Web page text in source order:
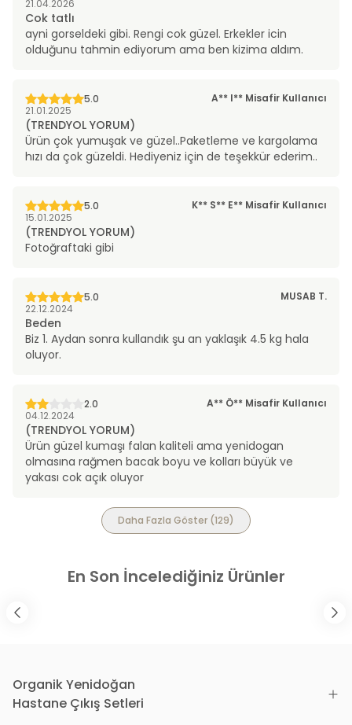
21.04.2026
Cok tatlı
ayni gorseldeki gibi. Rengi cok güzel. Erkekler icin
olduğunu tahmin ediyorum ama ben kizima aldım.
5.0 A** I** Misafir Kullanıcı
21.01.2025
(TRENDYOL YORUM)
Ürün çok yumuşak ve güzel..Paketleme ve kargolama
hızı da çok güzeldi. Hediyeniz için de teşekkür ederim..
5.0 K** S** E** Misafir Kullanıcı
15.01.2025
(TRENDYOL YORUM)
Fotoğraftaki gibi
5.0 MUSAB T.
22.12.2024
Beden
Biz 1. Aydan sonra kullandık şu an yaklaşık 4.5 kg hala
oluyor.
2.0 A** Ö** Misafir Kullanıcı
04.12.2024
(TRENDYOL YORUM)
Ürün güzel kumaşı falan kaliteli ama yenidogan
olmasına rağmen bacak boyu ve kolları büyük ve
yakası cok açık oluyor
Daha Fazla Göster (129)
En Son İncelediğiniz Ürünler
Organik Yenidoğan
Hastane Çıkış Setleri